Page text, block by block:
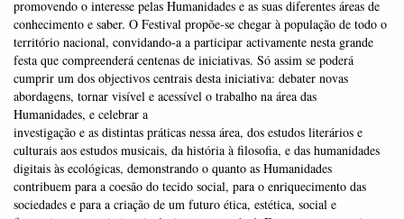
promovendo o interesse pelas Humanidades e as suas diferentes áreas de
conhecimento e saber. O Festival propõe-se chegar à população de todo o
território nacional, convidando-a a participar activamente nesta grande
festa que compreenderá centenas de iniciativas. Só assim se poderá
cumprir um dos objectivos centrais desta iniciativa: debater novas
abordagens, tornar visível e acessível o trabalho na área das
Humanidades, e celebrar a
investigação e as distintas práticas nessa área, dos estudos literários e
culturais aos estudos musicais, da história à filosofia, e das humanidades
digitais às ecológicas, demonstrando o quanto as Humanidades
contribuem para a coesão do tecido social, para o enriquecimento das
sociedades e para a criação de um futuro ética, estética, social e